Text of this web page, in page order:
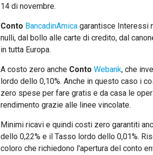
14 di novembre.
Conto BancadinAmica garantisce Interessi
nulli, dal bollo alle carte di credito, dal
in tutta Europa.
A costo zero anche Conto Webank, che
lordo dello 0,10%. Anche in questo caso i
zero spese per fare gratis e da casa le
rendimento grazie alle linee vincolate.
Minimi ricavi e quindi costi zero garantiti
dello 0,22% e il Tasso lordo dello 0,01%.
coloro che richiedono l'apertura del conto